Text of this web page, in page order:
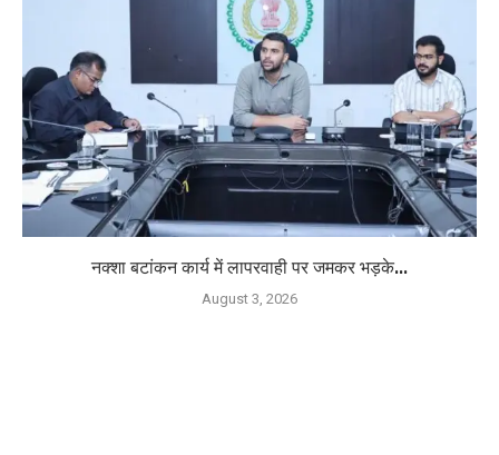
नक्शा बटांकन कार्य में लापरवाही पर जमकर भड़के...
August 3, 2026